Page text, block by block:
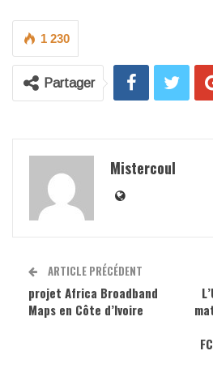
1 230
Partager
Mistercoul
ARTICLE PRÉCÉDENT
projet Africa Broadband
Maps en Côte d’Ivoire